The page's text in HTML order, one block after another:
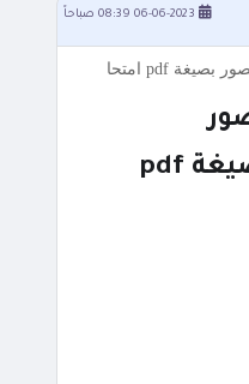
06-06-2023 08:39 صباحاً